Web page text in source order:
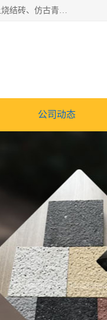
集科研、开发、生产于一体，是专业的烧结砖、陶土砖厂家，主要产品有PC砖、真空烧结砖、透水彩砖、陶土烧结砖、仿古青砖、植草砖等系列产品。
公司动态